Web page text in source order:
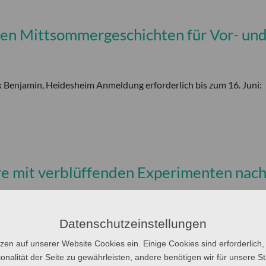
Mittsommergeschichten für Vor- und
Heidesheim Anmeldung erforderlich bis zum 16. Juni:
mit verblüffenden Experimenten nach
Zweigvorsitzende: Dr. Liane Müller, E-Mail: lmueller@pt.lu
Datenschutzeinstellungen
auf unserer Website Cookies ein. Einige Cookies sind erforderlich,
der Seite zu gewährleisten, andere benötigen wir für unsere